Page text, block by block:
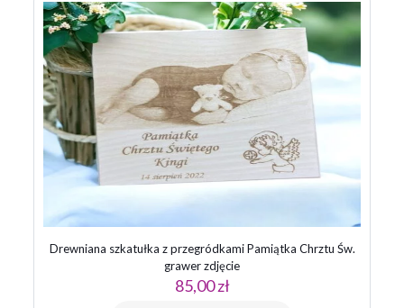
Drewniana szkatułka z przegródkami Pamiątka Chrztu Św.
grawer zdjęcie
85,00zł